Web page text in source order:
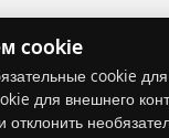
карты нужно
для
Разрешить cookie
cookie
cookie
для внешнего
отклонить